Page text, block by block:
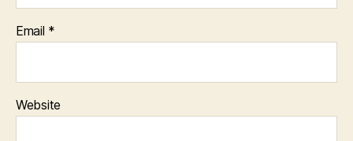
Email *
Website